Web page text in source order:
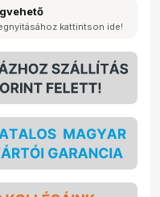
kattintson ide!